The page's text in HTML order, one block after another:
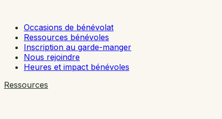
Occasions de bénévolat
Ressources bénévoles
Inscription au garde-manger
Nous rejoindre
Heures et impact bénévoles
Ressources